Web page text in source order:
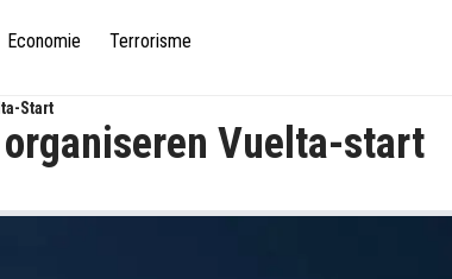
Economie Terrorisme
Start
Vuelta-start